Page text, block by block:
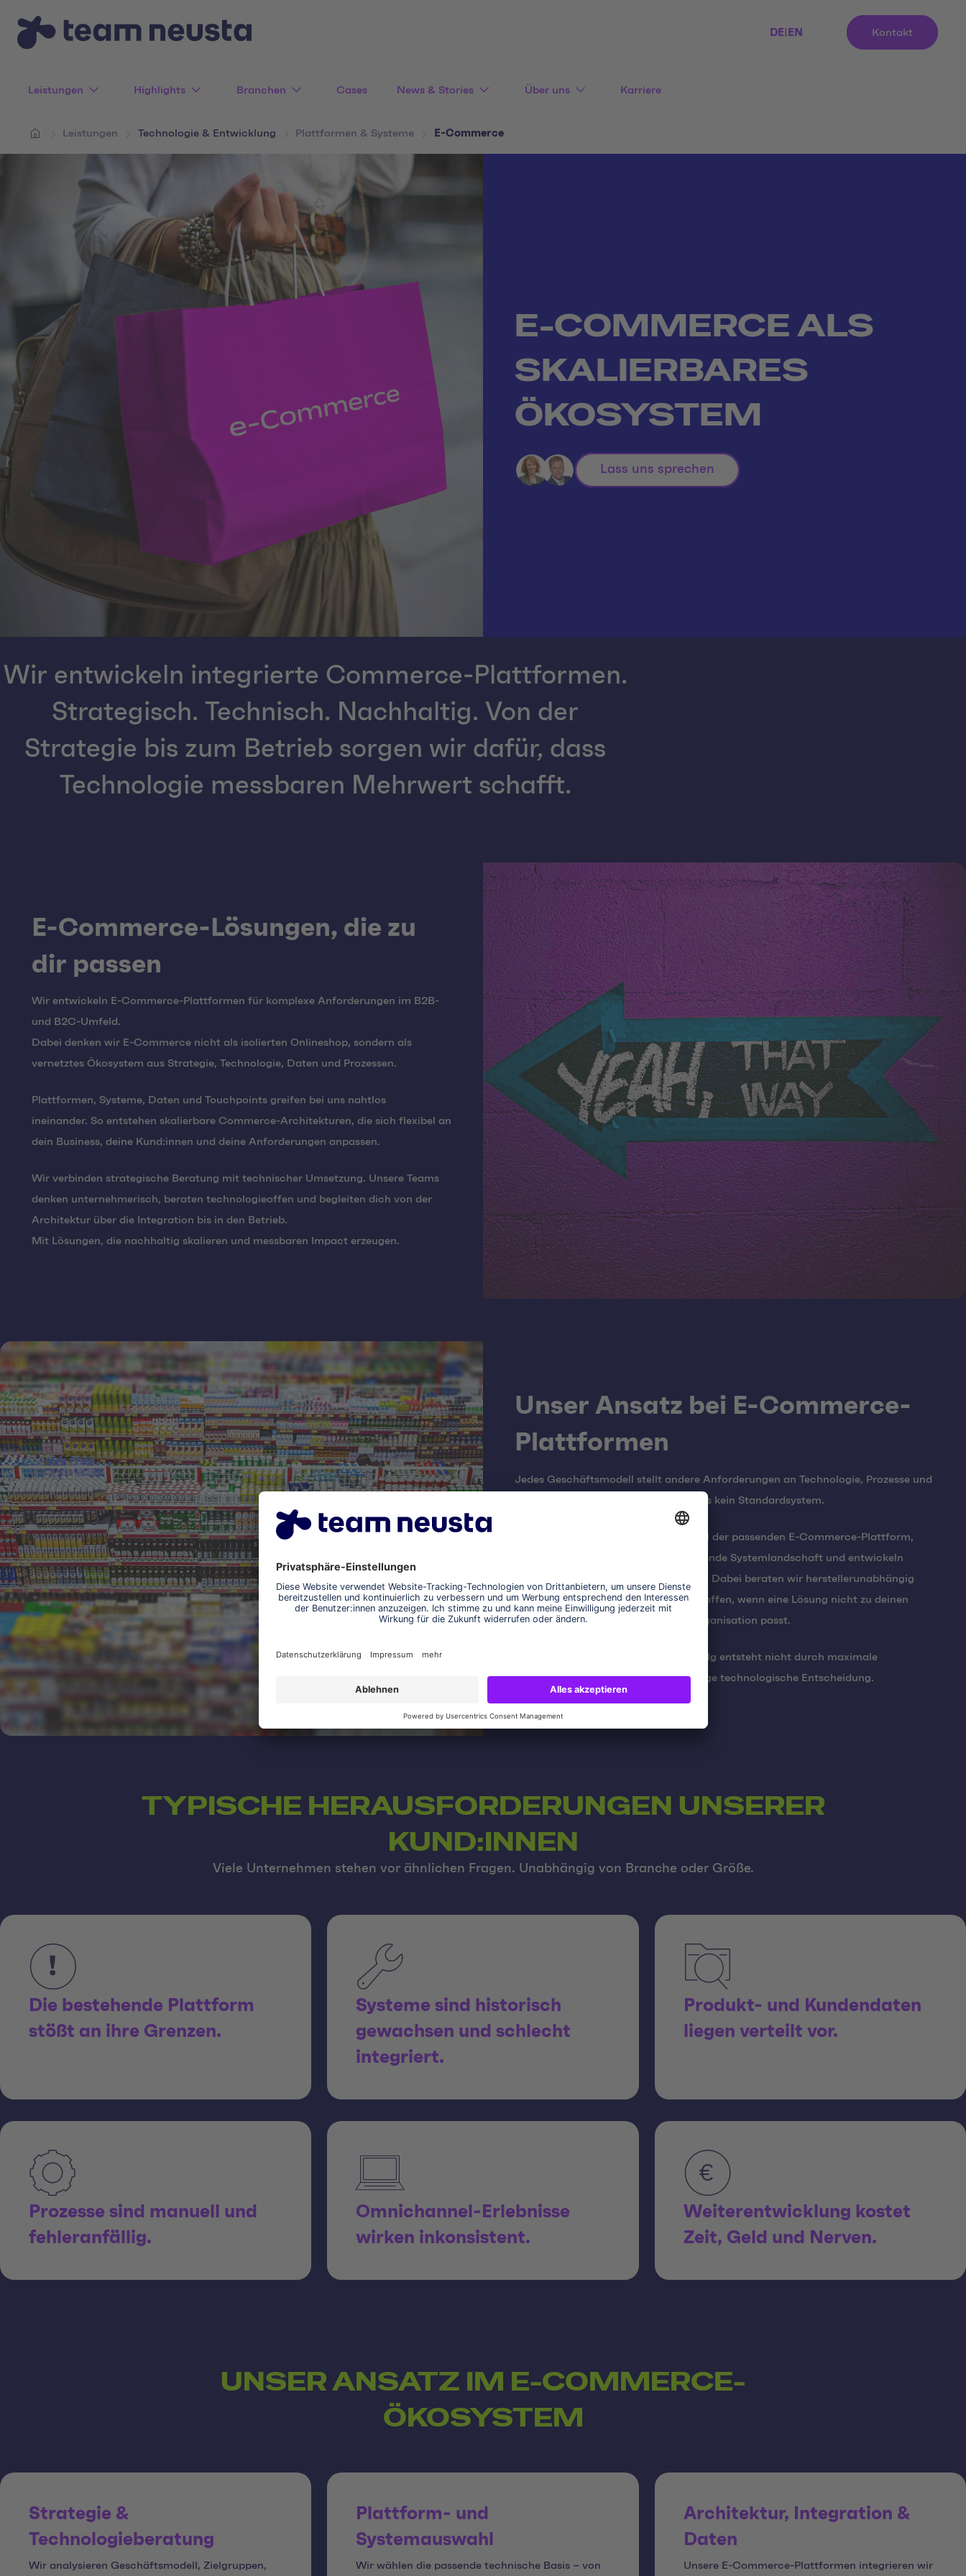
DE EN Kontakt
Leistungen Highlights Branchen Cases News & Stories Über uns Karriere
Leistungen Technologie & Entwicklung Plattformen & Systeme E-Commerce
E-COMMERCE ALS
SKALIERBARES
ÖKOSYSTEM
Lass uns sprechen
Wir entwickeln integrierte Commerce-Plattformen.
Strategisch. Technisch. Nachhaltig. Von der
Strategie bis zum Betrieb sorgen wir dafür, dass
Technologie messbaren Mehrwert schafft.
E-Commerce-Lösungen, die zu
dir passen
Wir entwickeln E-Commerce-Plattformen für komplexe Anforderungen im B2B-
und B2C-Umfeld.
Dabei denken wir E-Commerce nicht als isolierten Onlineshop, sondern als
vernetztes Ökosystem aus Strategie, Technologie, Daten und Prozessen.
Plattformen, Systeme, Daten und Touchpoints greifen bei uns nahtlos
ineinander. So entstehen skalierbare Commerce-Architekturen, die sich flexibel an
dein Business, deine Kund:innen und deine Anforderungen anpassen.
Wir verbinden strategische Beratung mit technischer Umsetzung. Unsere Teams
denken unternehmerisch, beraten technologieoffen und begleiten dich von der
Architektur über die Integration bis in den Betrieb.
Mit Lösungen, die nachhaltig skalieren und messbaren Impact erzeugen.
Unser Ansatz bei E-Commerce-
Plattformen
Jedes Geschäftsmodell stellt andere Anforderungen an Technologie, Prozesse und
Nutzererlebnis. Deshalb gibt es für uns kein Standardsystem.
Wir unterstützen dich bei der Auswahl der passenden E-Commerce-Plattform,
integrieren sie sauber in deine bestehende Systemlandschaft und entwickeln
deinen Webshop kontinuierlich weiter. Dabei beraten wir herstellerunabhängig
und lösungsorientiert. Und wir sagen offen, wenn eine Lösung nicht zu deinen
Zielen, deinem Budget oder deiner Organisation passt.
Denn nachhaltiger E-Commerce-Erfolg entsteht nicht durch maximale
Komplexität, sondern durch die richtige technologische Entscheidung.
TYPISCHE HERAUSFORDERUNGEN UNSERER
KUND:INNEN
Viele Unternehmen stehen vor ähnlichen Fragen. Unabhängig von Branche oder Größe.
Die bestehende Plattform
stößt an ihre Grenzen.
Systeme sind historisch
gewachsen und schlecht
integriert.
Produkt- und Kundendaten
liegen verteilt vor.
Prozesse sind manuell und
fehleranfällig.
Omnichannel-Erlebnisse
wirken inkonsistent.
Weiterentwicklung kostet
Zeit, Geld und Nerven.
UNSER ANSATZ IM E-COMMERCE-
ÖKOSYSTEM
Strategie &
Technologieberatung
Wir analysieren Geschäftsmodell, Zielgruppen,
Plattform- und
Systemauswahl
Wir wählen die passende technische Basis – von
Architektur, Integration &
Daten
Unsere E-Commerce-Plattformen integrieren wir